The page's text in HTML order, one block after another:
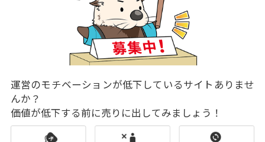
運営のモチベーションが低下しているサイトありませ
んか？
価値が低下する前に売りに出してみましょう！